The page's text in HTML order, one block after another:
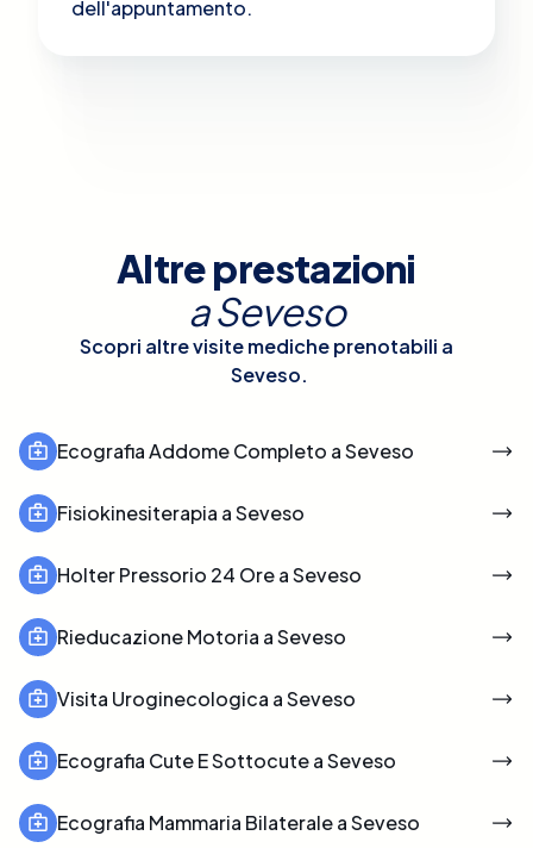
dell'appuntamento.
Altre prestazioni
aSeveso
Scopri altre visite mediche prenotabili a
Seveso.
Ecografia Addome Completo a Seveso
Fisiokinesiterapia a Seveso
Holter Pressorio 24 Ore a Seveso
Rieducazione Motoria a Seveso
Visita Uroginecologica a Seveso
Ecografia Cute E Sottocute a Seveso
Ecografia Mammaria Bilaterale a Seveso